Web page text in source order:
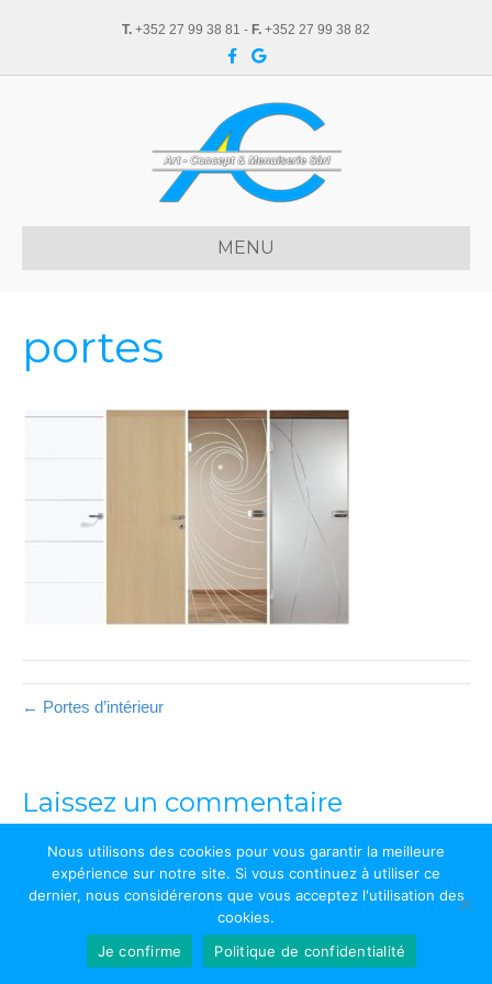
T. +352 27 99 38 81 - F. +352 27 99 38 82
c
o
o
k
G
o
l
e
MENU
portes
← Portes d’intérieur
Laissez un commentaire
Vous devez être connectés afin de publier un commentaire.
Art Concept & Menuiserie © 2026 ∟Développé par CBC Informatique
Données personnelles et mentions légales
Nous utilisons des cookies pour vous garantir la meilleure
expérience sur notre site. Si vous continuez à utiliser ce
dernier, nous considérerons que vous acceptez l'utilisation des
cookies.
Je confirme
Politique de confidentialité